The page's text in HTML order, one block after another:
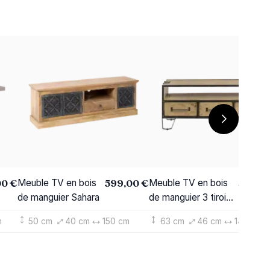
€Meuble TV en bois
de manguier Sahara
599,00 €
50 cm 40 cm 150 cm
Meuble TV en bois
de manguier 3 tiroirs
63 cm 46 cm 149 cm